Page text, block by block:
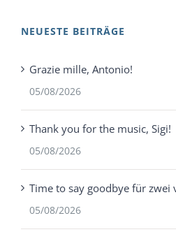
NEUESTE BEITRÄGE
Grazie mille, Antonio!
05/08/2026
Thank you for the music, Sigi!
05/08/2026
Time to say goodbye für zwei
05/08/2026